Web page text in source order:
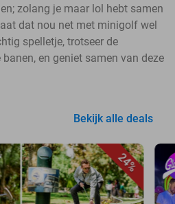
zolang je maar lol hebt samen
dat nou net met minigolf wel
spelletje, trotseer de
en geniet samen van deze
Bekijk alle deals
24%